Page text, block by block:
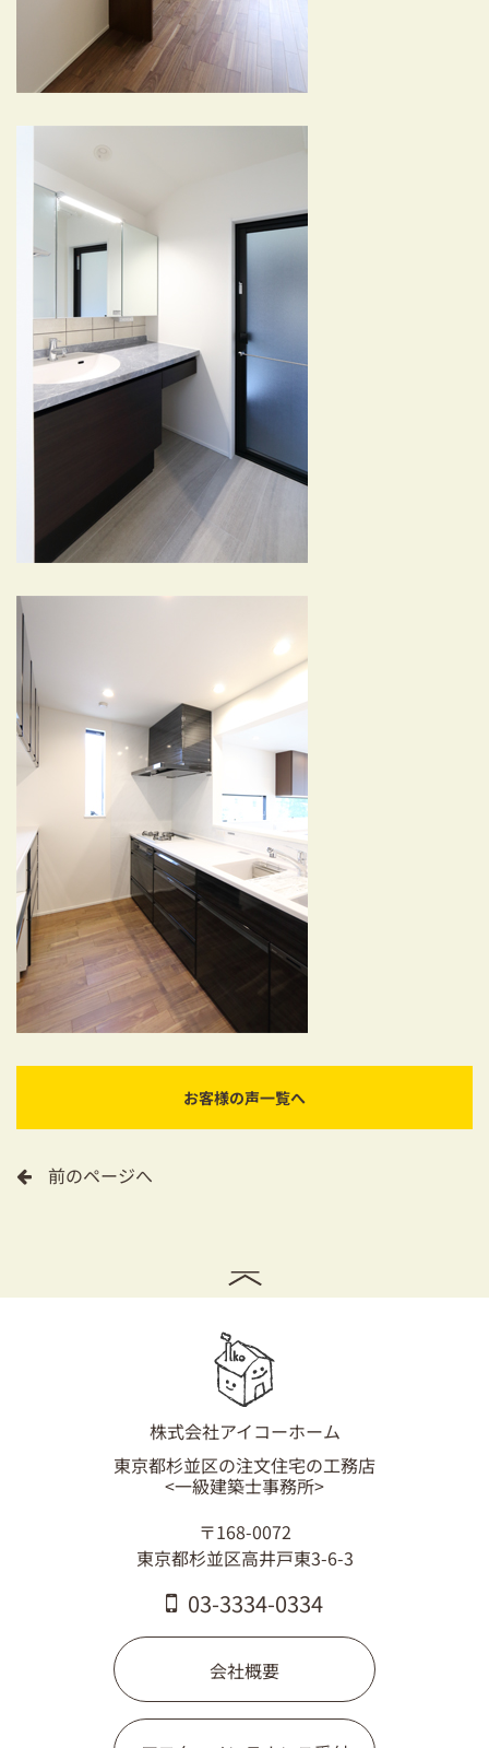
お客様の声一覧へ
前のページへ
株式会社アイコーホーム
東京都杉並区の注文住宅の工務店
<一級建築士事務所>
〒168-0072
東京都杉並区高井戸東3-6-3
03-3334-0334
会社概要